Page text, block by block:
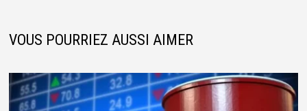
VOUS POURRIEZ AUSSI AIMER